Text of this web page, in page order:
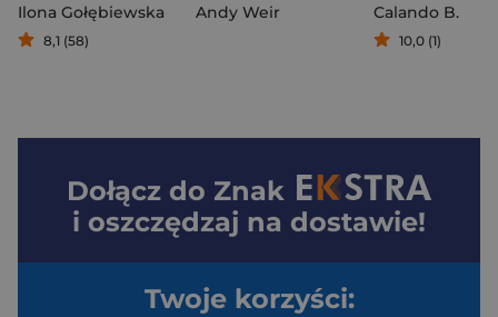
Ilona Gołębiewska
8,1 (58)
Andy Weir
Calando B.
10,0 (1)
Dołącz do Znak
i oszczędzaj na dostawie!
Twoje korzyści: